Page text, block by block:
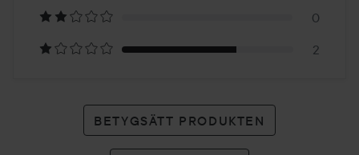
betyg
0
2
BETYGSÄTT PRODUKTEN